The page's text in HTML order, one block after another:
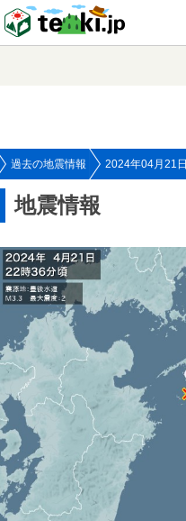
過去の地震情報 2024年04月21日
地震情報